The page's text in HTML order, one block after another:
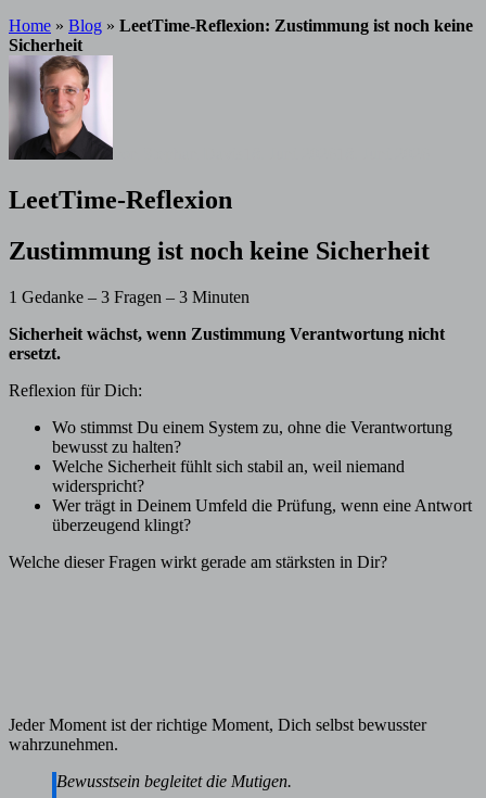
Home » Blog » LeetTime-Reflexion: Zustimmung ist noch keine
Sicherheit
LeetTime-Reflexion
Zustimmung ist noch keine Sicherheit
1 Gedanke – 3 Fragen – 3 Minuten
Sicherheit wächst, wenn Zustimmung Verantwortung nicht
ersetzt.
Reflexion für Dich:
Wo stimmst Du einem System zu, ohne die Verantwortung
bewusst zu halten?
Welche Sicherheit fühlt sich stabil an, weil niemand
widerspricht?
Wer trägt in Deinem Umfeld die Prüfung, wenn eine Antwort
überzeugend klingt?
Welche dieser Fragen wirkt gerade am stärksten in Dir?
Jeder Moment ist der richtige Moment, Dich selbst bewusster
wahrzunehmen.
Bewusstsein begleitet die Mutigen.